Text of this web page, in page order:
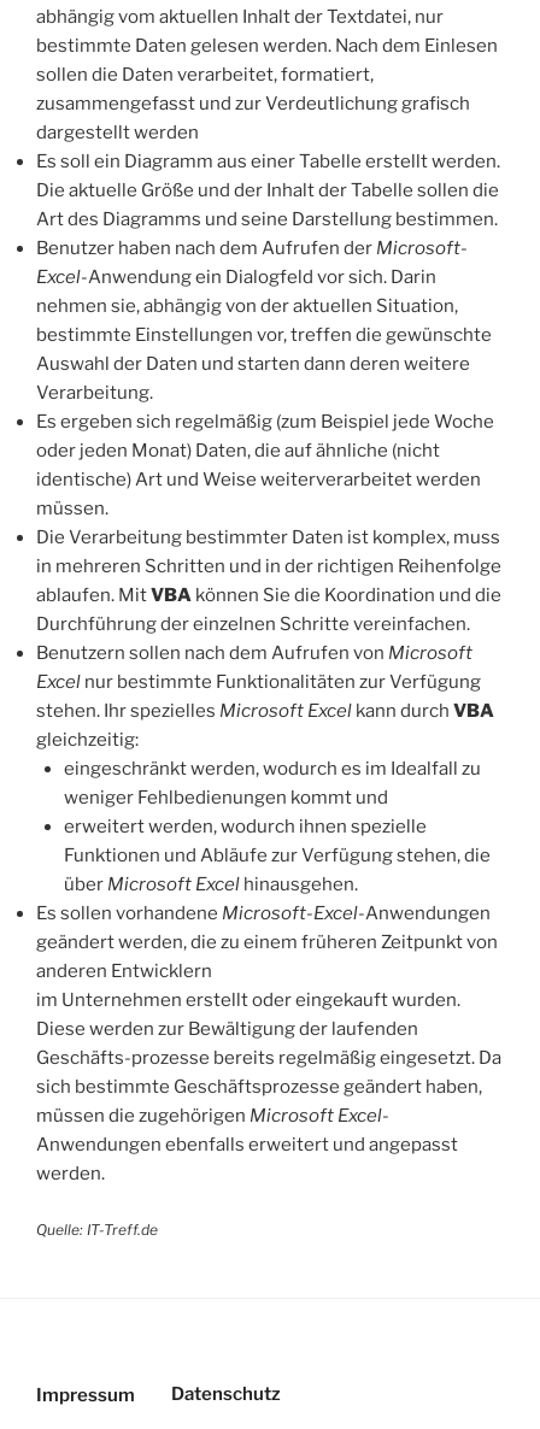
abhängig vom aktuellen Inhalt der Textdatei, nur
bestimmte Daten gelesen werden. Nach dem Einlesen
sollen die Daten verarbeitet, formatiert,
zusammengefasst und zur Verdeutlichung grafisch
dargestellt werden
Es soll ein Diagramm aus einer Tabelle erstellt werden.
Die aktuelle Größe und der Inhalt der Tabelle sollen die
Art des Diagramms und seine Darstellung bestimmen.
Benutzer haben nach dem Aufrufen der Microsoft-
Excel-Anwendung ein Dialogfeld vor sich. Darin
nehmen sie, abhängig von der aktuellen Situation,
bestimmte Einstellungen vor, treffen die gewünschte
Auswahl der Daten und starten dann deren weitere
Verarbeitung.
Es ergeben sich regelmäßig (zum Beispiel jede Woche
oder jeden Monat) Daten, die auf ähnliche (nicht
identische) Art und Weise weiterverarbeitet werden
müssen.
Die Verarbeitung bestimmter Daten ist komplex, muss
in mehreren Schritten und in der richtigen Reihenfolge
ablaufen. MitVBA können Sie die Koordination und die
Durchführung der einzelnen Schritte vereinfachen.
Benutzern sollen nach dem Aufrufen von Microsoft
Excel nur bestimmte Funktionalitäten zur Verfügung
stehen. Ihr spezielles Microsoft Excel kann durch VBA
gleichzeitig:
eingeschränkt werden, wodurch es im Idealfall zu
weniger Fehlbedienungen kommt und
erweitert werden, wodurch ihnen spezielle
Funktionen und Abläufe zur Verfügung stehen, die
über Microsoft Excelhinausgehen.
Es sollen vorhandene Microsoft-Excel-Anwendungen
geändert werden, die zu einem früheren Zeitpunkt von
anderen Entwicklern
im Unternehmen erstellt oder eingekauft wurden.
Diese werden zur Bewältigung der laufenden
Geschäfts-prozesse bereits regelmäßig eingesetzt. Da
sich bestimmte Geschäftsprozesse geändert haben,
müssen die zugehörigen Microsoft Excel-
Anwendungen ebenfalls erweitert und angepasst
werden.
Quelle: IT-Treff.de
Impressum Datenschutz